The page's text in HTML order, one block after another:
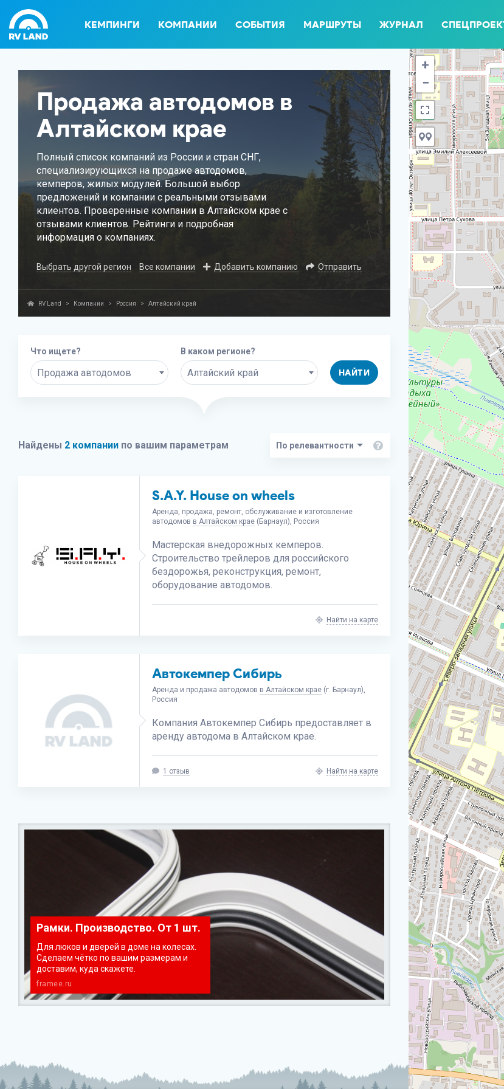
КЕМПИНГИ КОМПАНИИ СОБЫТИЯ МАРШРУТЫ ЖУРНАЛ
Продажа автодомов в
Алтайском крае
Полный список компаний из России и стран СНГ,
специализирующихся на продаже автодомов,
кемперов, жилых модулей. Большой выбор
предложений и компании с реальными отзывами
клиентов. Проверенные компании в Алтайском крае с
отзывами клиентов. Рейтинги и подробная
информация о компаниях.
Выбрать другой регион Все компании Добавить компанию Отправить
RV Land > Компании > Россия > Алтайский край
Что ищете?
Продажа автодомов
В каком регионе?
Алтайский край НАЙТИ
Найдены 2 компании по вашим параметрам
S.A.Y. House on wheels
Аренда, продажа, ремонт, обслуживание и изготовление
автодомов в Алтайском крае (Барнаул), Россия
Мастерская внедорожных кемперов.
Строительство трейлеров для российского
бездорожья, реконструкция, ремонт,
оборудование автодомов.
Найти на карте
Автокемпер Сибирь
Аренда и продажа автодомов в Алтайском крае (г. Барнаул),
Россия
Компания Автокемпер Сибирь предоставляет в
аренду автодома в Алтайском крае.
1 отзыв Найти на карте
Рамки. Производство. От 1 шт.
Для люков и дверей в доме на колесах.
Сделаем чётко по вашим размерам и
доставим, куда скажете.
framee.ru
+
−